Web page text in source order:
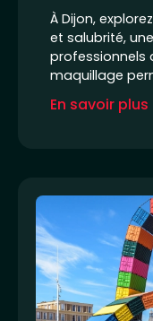
À Dijon,
et salubrité,
professionnels
maquillage
En savoir plus